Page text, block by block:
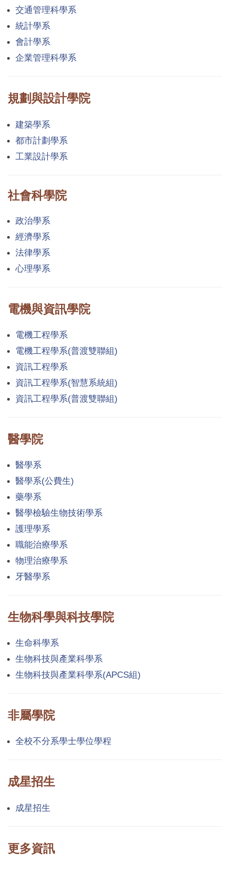
交通管理科學系
統計學系
會計學系
企業管理科學系
規劃與設計學院
建築學系
都市計劃學系
工業設計學系
社會科學院
政治學系
經濟學系
法律學系
心理學系
電機與資訊學院
電機工程學系
電機工程學系(普渡雙聯組)
資訊工程學系
資訊工程學系(智慧系統組)
資訊工程學系(普渡雙聯組)
醫學院
醫學系
醫學系(公費生)
藥學系
醫學檢驗生物技術學系
護理學系
職能治療學系
物理治療學系
牙醫學系
生物科學與科技學院
生命科學系
生物科技與產業科學系
生物科技與產業科學系(APCS組)
非屬學院
全校不分系學士學位學程
成星招生
成星招生
更多資訊